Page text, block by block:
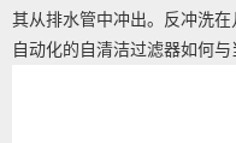
其从排水管中冲出。反冲洗在
自动化的自清洁过滤器如何